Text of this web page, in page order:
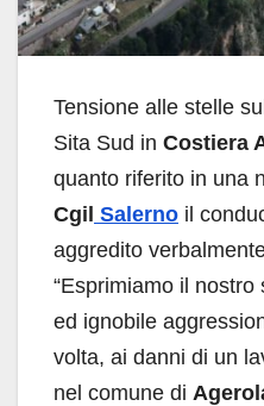
Tensione alle stelle
Sita Sud in Costiera
quanto riferito in una
Cgil Salerno il
aggredito
“Esprimiamo il nostro
ed ignobile
volta, ai danni di un
nel comune di